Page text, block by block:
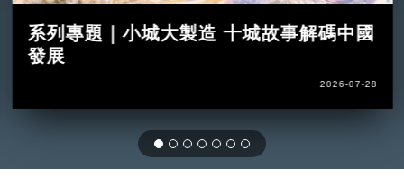
系列專題｜小城大製造 十城故事解碼中國
發展
2026-07-28